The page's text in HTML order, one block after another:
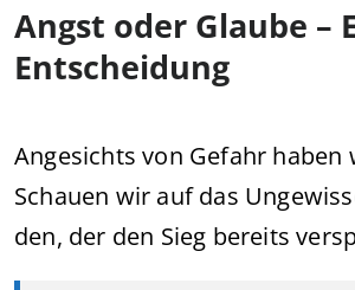
Angst oder Glaube –
Entscheidung
Angesichts von Gefahr haben
Schauen wir auf das
den, der den Sieg bereits